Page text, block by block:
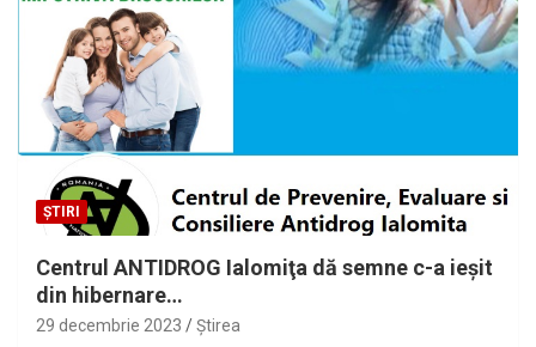
ȘTIRI
Centrul ANTIDROG Ialomiţa dă semne c-a ieşit
din hibernare…
29 decembrie 2023 Ştirea